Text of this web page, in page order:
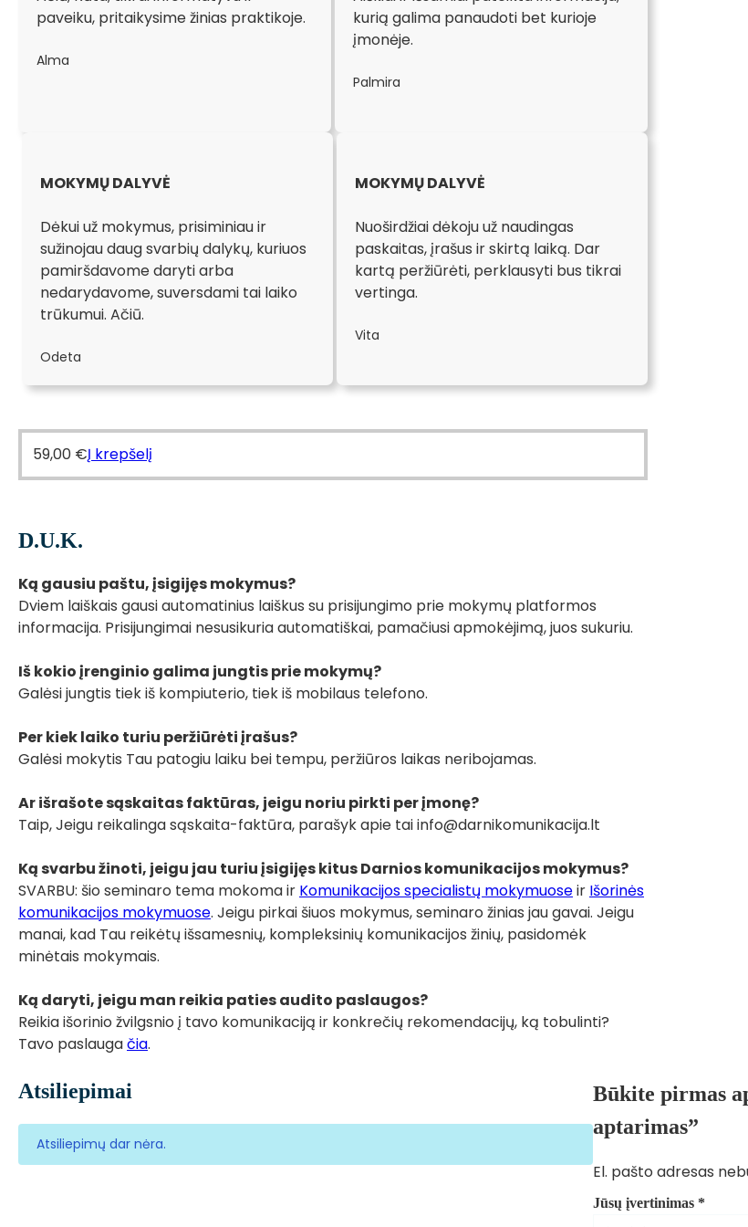
paveiku, pritaikysime žinias praktikoje.
Alma
kurią galima panaudoti bet kurioje
įmonėje.
Palmira
MOKYMŲ DALYVĖ
Dėkui už mokymus, prisiminiau ir
sužinojau daug svarbių dalykų, kuriuos
pamiršdavome daryti arba
nedarydavome, suversdami tai laiko
trūkumui. Ačiū.
Odeta
MOKYMŲ DALYVĖ
Nuoširdžiai dėkoju už naudingas
paskaitas, įrašus ir skirtą laiką. Dar
kartą peržiūrėti, perklausyti bus tikrai
vertinga.
Vita
59,00 €Į krepšelį
D.U.K.
Ką gausiu paštu, įsigijęs mokymus?
Dviem laiškais gausi automatinius laiškus su prisijungimo prie mokymų platformos
informacija. Prisijungimai nesusikuria automatiškai, pamačiusi apmokėjimą, juos sukuriu.
Iš kokio įrenginio galima jungtis prie mokymų?
Galėsi jungtis tiek iš kompiuterio, tiek iš mobilaus telefono.
Per kiek laiko turiu peržiūrėti įrašus?
Galėsi mokytis Tau patogiu laiku bei tempu, peržiūros laikas neribojamas.
Ar išrašote sąskaitas faktūras, jeigu noriu pirkti per įmonę?
Taip, Jeigu reikalinga sąskaita-faktūra, parašyk apie tai info@darnikomunikacija.lt
Ką svarbu žinoti, jeigu jau turiu įsigijęs kitus Darnios komunikacijos mokymus?
SVARBU: šio seminaro tema mokoma ir Komunikacijos specialistų mokymuoseir Išorinės
komunikacijos mokymuose. Jeigu pirkai šiuos mokymus, seminaro žinias jau gavai. Jeigu
manai, kad Tau reikėtų išsamesnių, kompleksinių komunikacijos žinių, pasidomėk
minėtais mokymais.
Ką daryti, jeigu man reikia paties audito paslaugos?
Reikia išorinio žvilgsnio į tavo komunikaciją ir konkrečių rekomendacijų, ką tobulinti?
Tavo paslaugačia.
Atsiliepimai
Atsiliepimų dar nėra.
Būkite pirmas
aptarimas”
El. pašto adresas
Jūsų įvertinimas *